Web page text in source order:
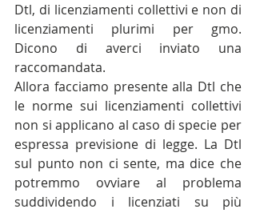
Dtl, di licenziamenti collettivi e non di
licenziamenti plurimi per gmo.
Dicono di averci inviato una
raccomandata.
Allora facciamo presente alla Dtl che
le norme sui licenziamenti collettivi
non si applicano al caso di specie per
espressa previsione di legge. La Dtl
sul punto non ci sente, ma dice che
potremmo ovviare al problema
suddividendo i licenziati su più